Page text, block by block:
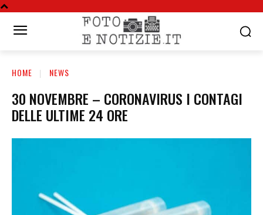
HOME NEWS
30 NOVEMBRE – CORONAVIRUS I CONTAGI
DELLE ULTIME 24 ORE